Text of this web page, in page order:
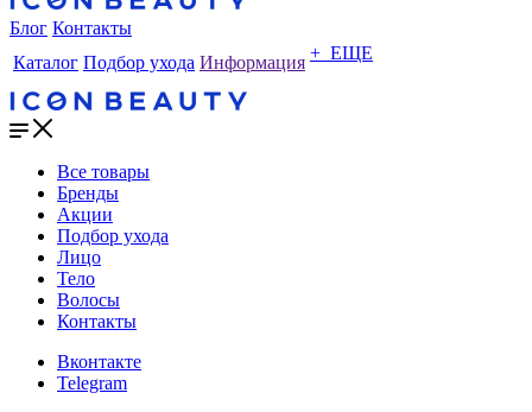
Блог Контакты
Каталог Подбор ухода Информация + ЕЩЕ
Все товары
Бренды
Акции
Подбор ухода
Лицо
Тело
Волосы
Контакты
Вконтакте
Telegram